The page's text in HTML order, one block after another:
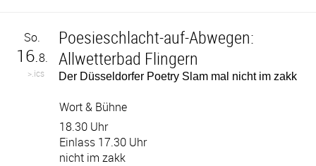
So.
16.8.
>.ics
Poesieschlacht-auf-Abwegen:
Allwetterbad Flingern
Der Düsseldorfer Poetry Slam mal nicht im zakk
Wort & Bühne
18.30 Uhr
Einlass 17.30 Uhr
nicht im zakk